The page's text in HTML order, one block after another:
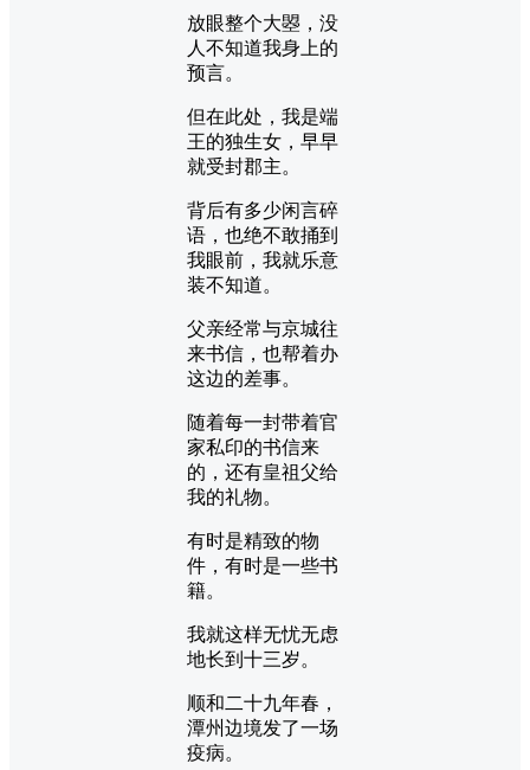
放眼整个大曌，没
人不知道我身上的
预言。
但在此处，我是端
王的独生女，早早
就受封郡主。
背后有多少闲言碎
语，也绝不敢捅到
我眼前，我就乐意
装不知道。
父亲经常与京城往
来书信，也帮着办
这边的差事。
随着每一封带着官
家私印的书信来
的，还有皇祖父给
我的礼物。
有时是精致的物
件，有时是一些书
籍。
我就这样无忧无虑
地长到十三岁。
顺和二十九年春，
潭州边境发了一场
疫病。